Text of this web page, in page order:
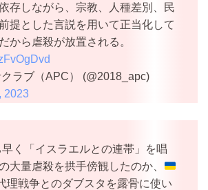
存しながら、宗教、人種差別、民
提とした言説を用いて正当化して
から虐殺が放置される。
ラブ（APC） (@2018_apc)
2023
く「イスラエルとの連帯」を唱
大量虐殺を拱手傍観したのか、
理戦争とのダブスタを露骨に使い